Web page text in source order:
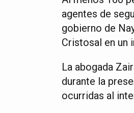
agentes de
gobierno de
Cristosal en un
La abogada
durante la
ocurridas al